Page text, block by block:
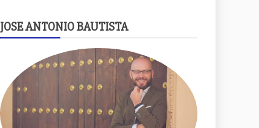
JOSE ANTONIO BAUTISTA